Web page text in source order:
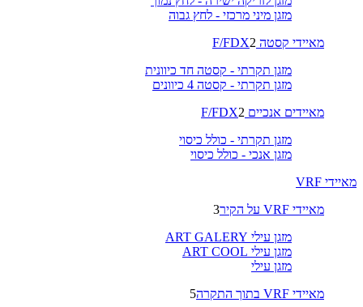
מזגן מיני מרכזי - לחץ גבוה
מאיידי קסטה F/FDX 2
מזגן תקרתי - קסטה חד כיוונית
מזגן תקרתי - קסטה 4 כיוונים
מאיידים אנכיים F/FDX 2
מזגן תקרתי - כולל כיסוי
מזגן אנכי - כולל כיסוי
מאיידי VRF
מאיידי VRF על הקיר
3
מזגן עילי ART GALERY
מזגן עילי ART COOL
מזגן עילי
מאיידי VRF בתוך התקרה
5